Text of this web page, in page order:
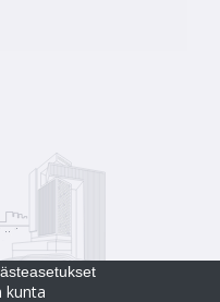
kunta